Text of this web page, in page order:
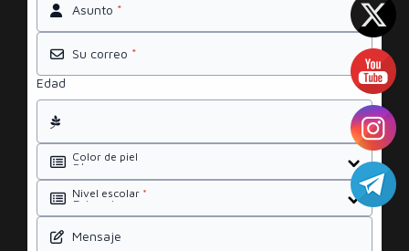
Asunto *
Su correo *
Edad
Color de piel
Nivel escolar *
Mensaje